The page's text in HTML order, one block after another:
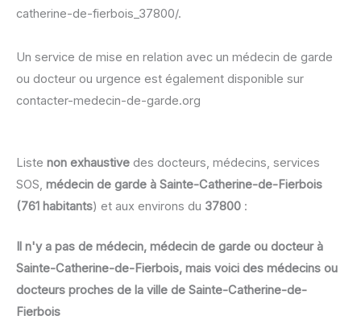
catherine-de-fierbois_37800/.
Un service de mise en relation avec un médecin de garde
ou docteur ou urgence est également disponible sur
contacter-medecin-de-garde.org
Liste non exhaustive des docteurs, médecins, services
SOS, médecin de garde à Sainte-Catherine-de-Fierbois
(761 habitants) et aux environs du 37800 :
Il n'y a pas de médecin, médecin de garde ou docteur à
Sainte-Catherine-de-Fierbois, mais voici des médecins ou
docteurs proches de la ville de Sainte-Catherine-de-
Fierbois